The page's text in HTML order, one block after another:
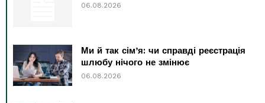
06.08.2026
Ми й так сім’я: чи справді реєстрація
шлюбу нічого не змінює
06.08.2026